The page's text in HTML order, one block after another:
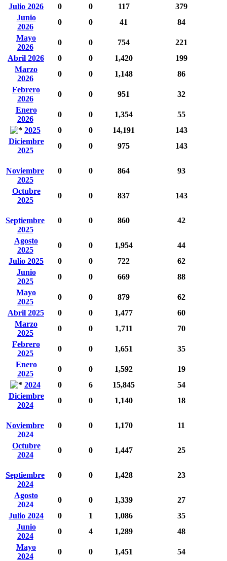
Julio 2026
0 0 117
379
Junio
2026
0 0 41
84
Mayo
2026
0 0 754
221
Abril 2026
0 0 1,420
199
Marzo
2026
0 0 1,148
86
Febrero
2026
0 0 951
32
Enero
2026
0 0 1,354
55
2025
0 0 14,191
143
Diciembre
2025
0 0 975 143
Noviembre
2025
0 0 864 93
Octubre
2025
0 0 837 143
Septiembre
2025
0 0 860 42
Agosto
2025
0 0 1,954
44
Julio 2025
0 0 722
62
Junio
2025
0 0 669
88
Mayo
2025
0 0 879
62
Abril 2025
0 0 1,477
60
Marzo
2025
0 0 1,711
70
Febrero
2025
0 0 1,651
35
Enero
2025
0 0 1,592
19
2024
0 6 15,845
54
Diciembre
2024
0 0 1,140 18
Noviembre
2024
0 0 1,170 11
Octubre
2024
0 0 1,447 25
Septiembre
2024
0 0 1,428 23
Agosto
2024
0 0 1,339
27
Julio 2024
0 1 1,086
35
Junio
2024
0 4 1,289
48
Mayo
2024
0 0 1,451
54